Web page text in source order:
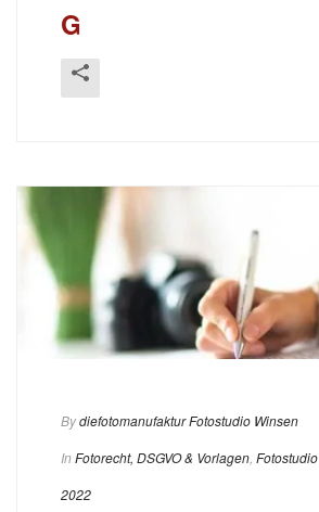
G
Bydiefotomanufaktur Fotostudio Winsen
In Fotorecht, DSGVO & Vorlagen Fotostudio
2022